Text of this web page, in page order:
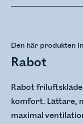
Den här produkten
Rabot
Rabot
komfort. Lättare,
maximal